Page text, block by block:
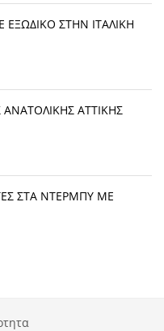
ΕΞΩΔΙΚΟ ΣΤΗΝ ΙΤΑΛΙΚΗ
ΑΝΑΤΟΛΙΚΗΣ ΑΤΤΙΚΗΣ
ΣΤΑ ΝΤΕΡΜΠΥ ΜΕ